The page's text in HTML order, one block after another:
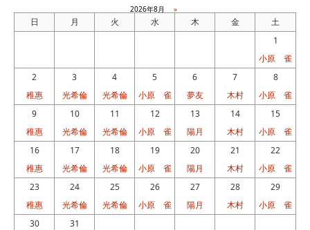
2026年8月 »
日 月 火 水 木 金
土
1
小原 雀
2
稚惠
3
光希倫
4
光希倫
5
小原 雀
6
夢友
7
木村
8
小原 雀
9
稚惠
10
光希倫
11
光希倫
12
小原 雀
13
陽月
14
木村
15
小原 雀
16
稚惠
17
光希倫
18
光希倫
19
小原 雀
20
陽月
21
木村
22
小原 雀
23
稚惠
24
光希倫
25
光希倫
26
小原 雀
27
陽月
28
木村
29
小原 雀
30
31